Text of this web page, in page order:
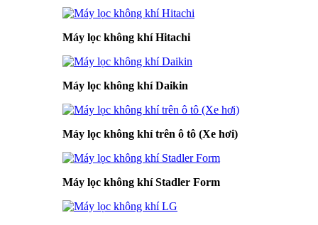
Máy lọc không khí Hitachi
Máy lọc không khí Daikin
Máy lọc không khí trên ô tô (Xe hơi)
Máy lọc không khí Stadler Form